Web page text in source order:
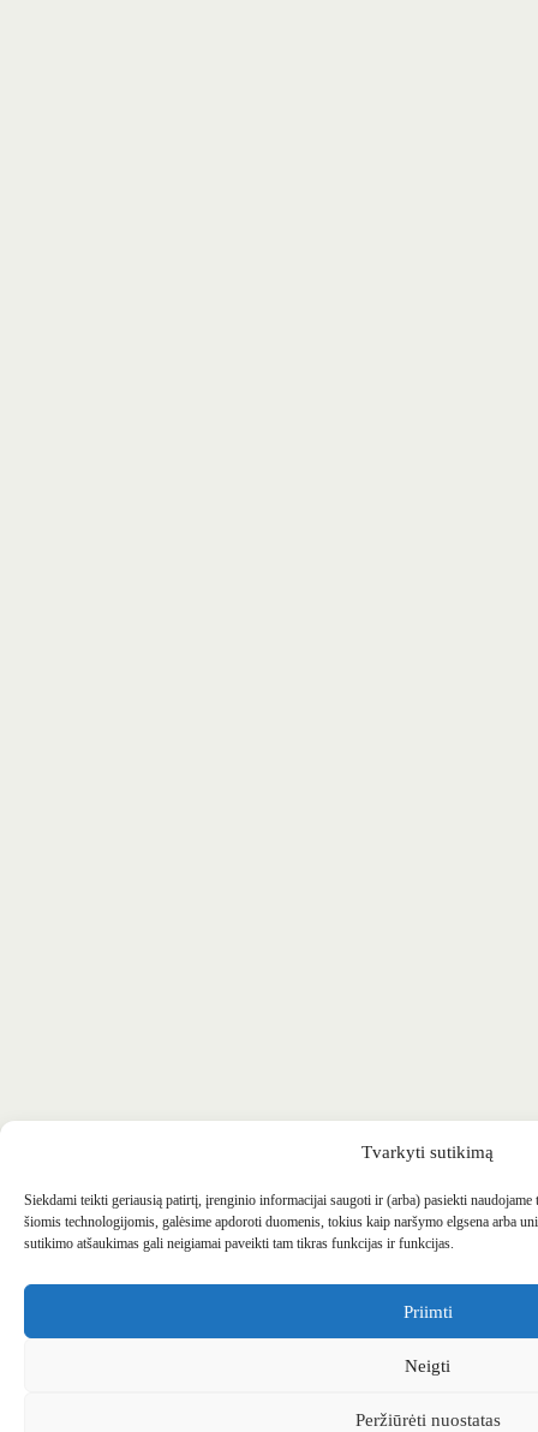
Tvarkyti sutikimą
Siekdami teikti geriausią patirtį, įrenginio informacijai saugoti ir (arba) pasiekti
šiomis technologijomis, galėsime apdoroti duomenis, tokius kaip naršymo elgsena arba
sutikimo atšaukimas gali neigiamai paveikti tam tikras funkcijas ir funkcijas.
Priimti
Neigti
Peržiūrėti nuostatas